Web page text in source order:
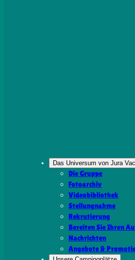
Das Universum von Jura
Die Gruppe
Fotoarchiv
Videobibliothek
Stellungnahme
Rekrutierung
Bereiten Sie Ihren
Nachrichten
Angebote &